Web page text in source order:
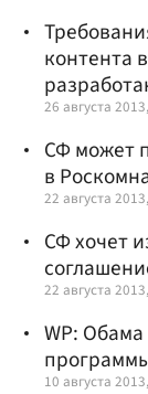
контента
26 августа
СФ может
в
22 августа
СФ хочет
22 августа
WP:
10 августа